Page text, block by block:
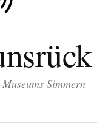
Simmern